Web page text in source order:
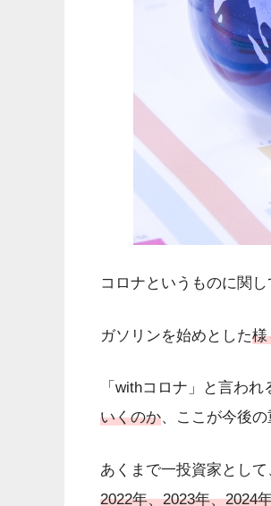
コロナというものに関
ガソリンを始めとした様
「withコロナ」と言わ
いくのか、 ここが今後
あくまで一投資家とし
2022年、2023年、2024